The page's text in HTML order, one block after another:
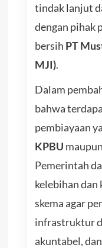
tindak lanjut
dengan pihak
bersih PT
MJI).
Dalam
bahwa
pembiayaan
KPBU maupun
Pemerintah
kelebihan dan
skema agar
infrastruktur
akuntabel,